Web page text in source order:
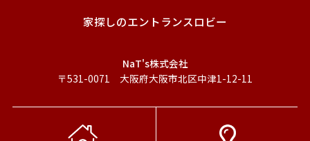
家探しのエントランスロビー
NaT's株式会社
〒531-0071 大阪府大阪市北区中津1-12-11